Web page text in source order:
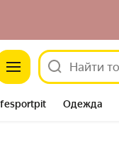
Одежда